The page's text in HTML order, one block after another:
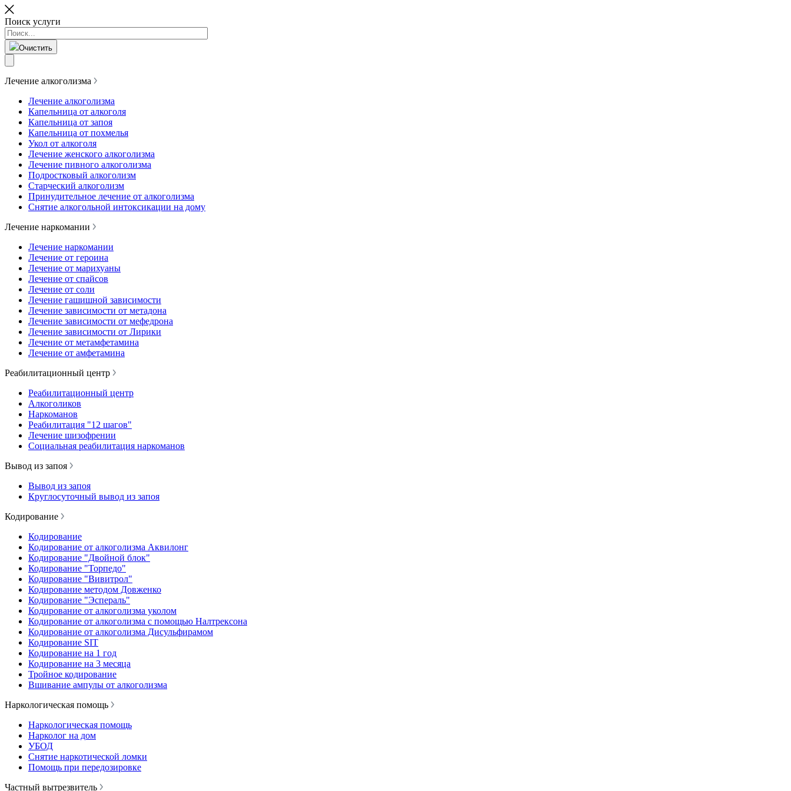
Поиск услуги
Очистить
Лечение алкоголизма
Лечение алкоголизма
Капельница от алкоголя
Капельница от запоя
Капельница от похмелья
Укол от алкоголя
Лечение женского алкоголизма
Лечение пивного алкоголизма
Подростковый алкоголизм
Старческий алкоголизм
Принудительное лечение от алкоголизма
Снятие алкогольной интоксикации на дому
Лечение наркомании
Лечение наркомании
Лечение от героина
Лечение от марихуаны
Лечение от спайсов
Лечение от соли
Лечение гашишной зависимости
Лечение зависимости от метадона
Лечение зависимости от мефедрона
Лечение зависимости от Лирики
Лечение от метамфетамина
Лечение от амфетамина
Реабилитационный центр
Реабилитационный центр
Алкоголиков
Наркоманов
Реабилитация "12 шагов"
Лечение шизофрении
Социальная реабилитация наркоманов
Вывод из запоя
Вывод из запоя
Круглосуточный вывод из запоя
Кодирование
Кодирование
Кодирование от алкоголизма Аквилонг
Кодирование "Двойной блок"
Кодирование "Торпедо"
Кодирование "Вивитрол"
Кодирование методом Довженко
Кодирование "Эспераль"
Кодирование от алкоголизма уколом
Кодирование от алкоголизма с помощью Налтрексона
Кодирование от алкоголизма Дисульфирамом
Кодирование SIT
Кодирование на 1 год
Кодирование на 3 месяца
Тройное кодирование
Вшивание ампулы от алкоголизма
Наркологическая помощь
Наркологическая помощь
Нарколог на дом
УБОД
Снятие наркотической ломки
Помощь при передозировке
Частный вытрезвитель